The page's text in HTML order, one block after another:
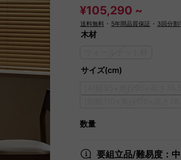
¥105,290 ~
送料無料 ・ 5年間品質保証 ・ 3回分割
木材
サイズ(cm)
数量
要組立品/難易度：